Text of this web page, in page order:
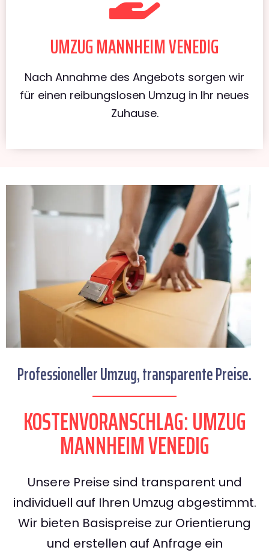
UMZUG MANNHEIM VENEDIG
Nach Annahme des Angebots sorgen wir
für einen reibungslosen Umzug in Ihr neues
Zuhause.
Professioneller Umzug, transparente Preise.
KOSTENVORANSCHLAG: UMZUG
MANNHEIM VENEDIG
Unsere Preise sind transparent und
individuell auf Ihren Umzug abgestimmt.
Wir bieten Basispreise zur Orientierung
und erstellen auf Anfrage ein